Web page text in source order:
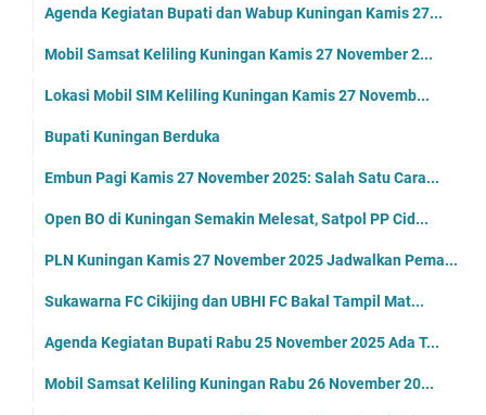
Agenda Kegiatan Bupati dan Wabup Kuningan Kamis 27...
Mobil Samsat Keliling Kuningan Kamis 27 November 2...
Lokasi Mobil SIM Keliling Kuningan Kamis 27 Novemb...
Bupati Kuningan Berduka
Embun Pagi Kamis 27 November 2025: Salah Satu Cara...
Open BO di Kuningan Semakin Melesat, Satpol PP Cid...
PLN Kuningan Kamis 27 November 2025 Jadwalkan Pema...
Sukawarna FC Cikijing dan UBHI FC Bakal Tampil Mat...
Agenda Kegiatan Bupati Rabu 25 November 2025 Ada T...
Mobil Samsat Keliling Kuningan Rabu 26 November 20...